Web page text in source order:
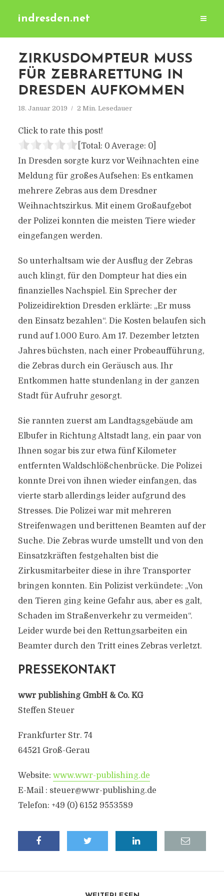
indresden.net
ZIRKUSDOMPTEUR MUSS
FÜR ZEBRARETTUNG IN
DRESDEN AUFKOMMEN
18. Januar 2019 2 Min. Lesedauer
Click to rate this post!
[Total: 0 Average: 0]
In Dresden sorgte kurz vor Weihnachten eine
Meldung für großes Aufsehen: Es entkamen
mehrere Zebras aus dem Dresdner
Weihnachtszirkus. Mit einem Großaufgebot
der Polizei konnten die meisten Tiere wieder
eingefangen werden.
So unterhaltsam wie der Ausflug der Zebras
auch klingt, für den Dompteur hat dies ein
finanzielles Nachspiel. Ein Sprecher der
Polizeidirektion Dresden erklärte: „Er muss
den Einsatz bezahlen“. Die Kosten belaufen sich
rund auf 1.000 Euro. Am 17. Dezember letzten
Jahres büchsten, nach einer Probeaufführung,
die Zebras durch ein Geräusch aus. Ihr
Entkommen hatte stundenlang in der ganzen
Stadt für Aufruhr gesorgt.
Sie rannten zuerst am Landtagsgebäude am
Elbufer in Richtung Altstadt lang, ein paar von
Ihnen sogar bis zur etwa fünf Kilometer
entfernten Waldschlößchenbrücke. Die Polizei
konnte Drei von ihnen wieder einfangen, das
vierte starb allerdings leider aufgrund des
Stresses. Die Polizei war mit mehreren
Streifenwagen und berittenen Beamten auf der
Suche. Die Zebras wurde umstellt und von den
Einsatzkräften festgehalten bist die
Zirkusmitarbeiter diese in ihre Transporter
bringen konnten. Ein Polizist verkündete: „Von
den Tieren ging keine Gefahr aus, aber es galt,
Schaden im Straßenverkehr zu vermeiden“.
Leider wurde bei den Rettungsarbeiten ein
Beamter durch den Tritt eines Zebras verletzt.
PRESSEKONTAKT
wwr publishing GmbH & Co. KG
Steffen Steuer
Frankfurter Str. 74
64521 Groß-Gerau
Website: www.wwr-publishing.de
E-Mail : steuer@wwr-publishing.de
Telefon: +49 (0) 6152 9553589